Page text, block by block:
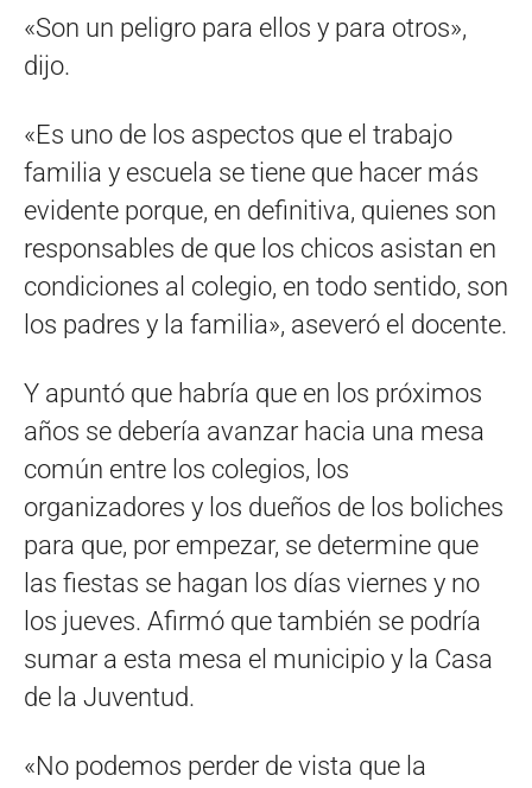
«Son un peligro para ellos y para otros»,
dijo.
«Es uno de los aspectos que el trabajo
familia y escuela se tiene que hacer más
evidente porque, en definitiva, quienes son
responsables de que los chicos asistan en
condiciones al colegio, en todo sentido, son
los padres y la familia», aseveró el docente.
Y apuntó que habría que en los próximos
años se debería avanzar hacia una mesa
común entre los colegios, los
organizadores y los dueños de los boliches
para que, por empezar, se determine que
las fiestas se hagan los días viernes y no
los jueves. Afirmó que también se podría
sumar a esta mesa el municipio y la Casa
de la Juventud.
«No podemos perder de vista que la